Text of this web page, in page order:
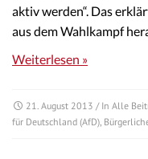
aktiv werden“. Das
aus dem Wahlkampf
Weiterlesen »
21. August 2013 / In Alle
für Deutschland (AfD),